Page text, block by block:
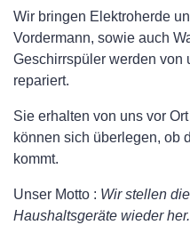
Wir bringen Elektroherde
Vordermann, sowie auch
Geschirrspüler werden von
repariert.
Sie erhalten von uns vor
können sich überlegen, ob
kommt.
Unser Motto : Wir stellen
Haushaltsgeräte wieder her.